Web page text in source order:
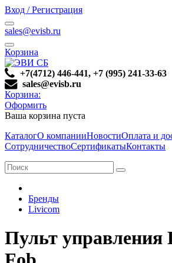
Вход / Регистрация
sales@evisb.ru
Корзина
+7(4712) 446-441, +7 (995) 241-33-63
sales@evisb.ru
Корзина:
Оформить
Ваша корзина пуста
КаталогО компанииНовостиОплата и
СотрудничествоСертификатыКонтакты
Бренды
Livicom
Пульт управления